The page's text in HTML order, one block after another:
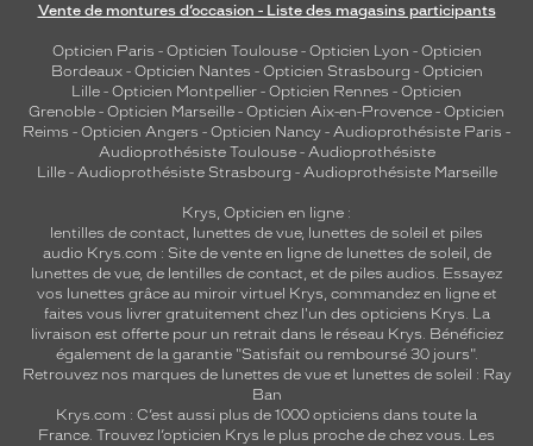
Vente de montures d’occasion - Liste des magasins participants
Opticien Paris - Opticien Toulouse- Opticien Lyon - Opticien
Bordeaux- Opticien Nantes - Opticien Strasbourg - Opticien
Lille - Opticien Montpellier - Opticien Rennes - Opticien
Grenoble - Opticien Marseille - Opticien Aix-en-Provence - Opticien
Reims - Opticien Angers - Opticien Nancy - Audioprothésiste Paris -
Audioprothésiste Toulouse- Audioprothésiste
Lille- Audioprothésiste Strasbourg - Audioprothésiste Marseille
Krys, Opticien en ligne :
lentilles de contact lunettes de vue, lunettes de soleil et piles
audio Krys.com : Site de vente en ligne de lunettes de soleil, de
lunettes de vue, de lentilles de contact , et de piles audios. Essayez
vos lunettes grâce au miroir virtuel Krys, commandez en ligne et
faites vous livrer gratuitement chez l'un des opticiens Krys. La
livraison est offerte pour un retrait dans le réseau Krys. Bénéficiez
également de la garantie "Satisfait ou remboursé 30 jours".
Retrouvez nos marques de lunettes de vue et lunettes de soleil : Ray
Ban
Krys.com : C’est aussi plus de 1000 opticiens dans toute la
France. Trouvez l’opticien Krys le plus proche de chez vous . Les